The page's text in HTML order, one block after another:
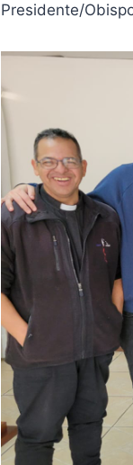
Presidente/